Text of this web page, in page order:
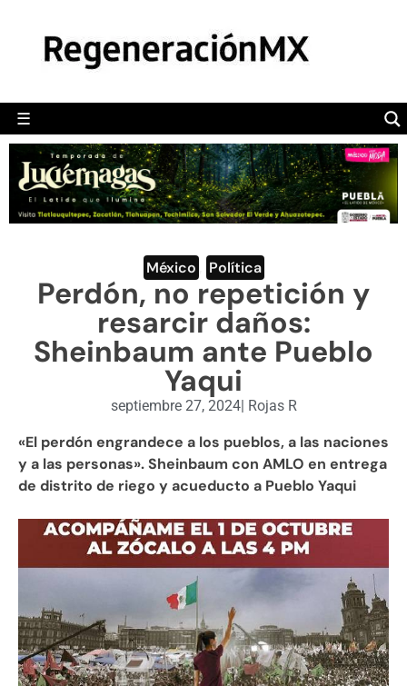
☰
POLÍTICA
CAMALEÓN
OPINIÓN
DEPORTES
ENGLISH SECTION
VIDEOS
México Política
Perdón, no repetición y
resarcir daños:
Sheinbaum ante Pueblo
Yaqui
septiembre 27, 2024| Rojas R
«El perdón engrandece a los pueblos, a las naciones
y a las personas». Sheinbaum con AMLO en entrega
de distrito de riego y acueducto a Pueblo Yaqui